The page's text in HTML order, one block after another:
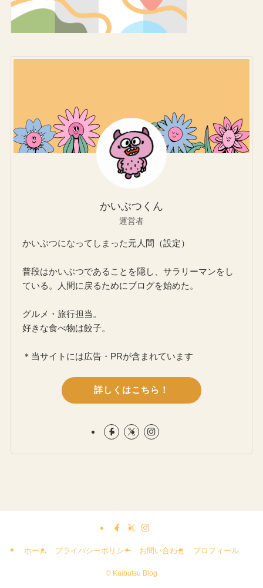
かいぶつくん
運営者
かいぶつになってしまった元人間（設定）
普段はかいぶつであることを隠し、サラリーマンをし
ている。人間に戻るためにブログを始めた。
グルメ・旅行担当。
好きな食べ物は餃子。
＊当サイトには広告・PRが含まれています
詳しくはこちら！
ホーム プライバシーポリシー お問い合わせ プロフィール
© Kaibutsu Blog